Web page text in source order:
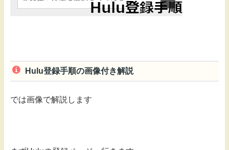
Hulu登録手順の画像付き解説
では画像で解説します